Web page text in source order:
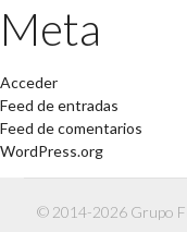
Meta
Acceder
Feed de entradas
Feed de comentarios
WordPress.org
© 2014-2026 Grupo